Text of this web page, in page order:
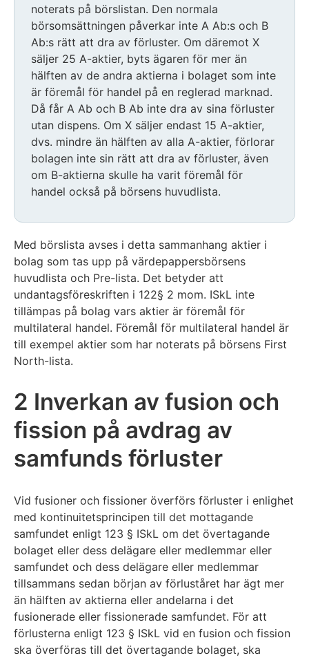
noterats på börslistan. Den normala
börsomsättningen påverkar inte A Ab:s och B
Ab:s rätt att dra av förluster. Om däremot X
säljer 25 A-aktier, byts ägaren för mer än
hälften av de andra aktierna i bolaget som inte
är föremål för handel på en reglerad marknad.
Då får A Ab och B Ab inte dra av sina förluster
utan dispens. Om X säljer endast 15 A-aktier,
dvs. mindre än hälften av alla A-aktier, förlorar
bolagen inte sin rätt att dra av förluster, även
om B-aktierna skulle ha varit föremål för
handel också på börsens huvudlista.
Med börslista avses i detta sammanhang aktier i
bolag som tas upp på värdepappersbörsens
huvudlista och Pre-lista. Det betyder att
undantagsföreskriften i 122§ 2 mom. ISkL inte
tillämpas på bolag vars aktier är föremål för
multilateral handel. Föremål för multilateral handel är
till exempel aktier som har noterats på börsens First
North-lista.
2 Inverkan av fusion och
fission på avdrag av
samfunds förluster
Vid fusioner och fissioner överförs förluster i enlighet
med kontinuitetsprincipen till det mottagande
samfundet enligt 123 § ISkL om det övertagande
bolaget eller dess delägare eller medlemmar eller
samfundet och dess delägare eller medlemmar
tillsammans sedan början av förluståret har ägt mer
än hälften av aktierna eller andelarna i det
fusionerade eller fissionerade samfundet. För att
förlusterna enligt 123 § ISkL vid en fusion och fission
ska överföras till det övertagande bolaget, ska